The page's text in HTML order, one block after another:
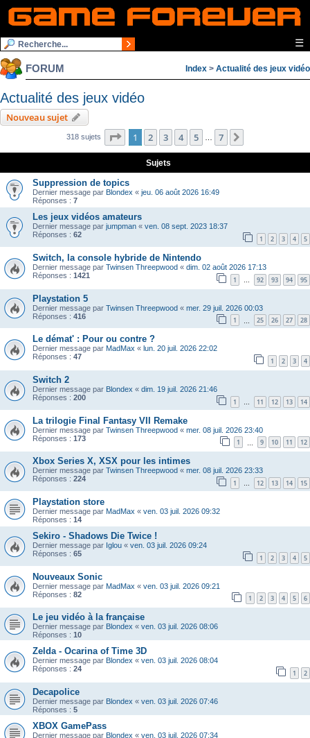
☰
FORUM Index > Actualité des jeux vidéo
Actualité des jeux vidéo
Nouveau sujet
318 sujets Page 1sur7
1 2 3 4 5 … 7
Sujets
Suppression de topics
Dernier message par Blondex « jeu. 06 août 2026 16:49
Réponses : 7
Les jeux vidéos amateurs
Dernier message par jumpman « ven. 08 sept. 2023 18:37
Réponses : 62 1 2 3 4 5
Switch, la console hybride de Nintendo
Dernier message par Twinsen Threepwood « dim. 02 août 2026 17:13
Réponses : 1421 1 … 92 93 94 95
Playstation 5
Dernier message par Twinsen Threepwood « mer. 29 juil. 2026 00:03
Réponses : 416 1 25 26 27 28
Le démat' : Pour ou contre ?
Dernier message par MadMax « lun. 20 juil. 2026 22:02
Réponses : 47 1 2 3 4
Switch 2
Dernier message par Blondex « dim. 19 juil. 2026 21:46
Réponses : 200 1 … 11 12 13 14
La trilogie Final Fantasy VII Remake
Dernier message par Twinsen Threepwood « mer. 08 juil. 2026 23:40
Réponses : 173 1 9 10 11 12
Xbox Series X, XSX pour les intimes
Dernier message par Twinsen Threepwood « mer. 08 juil. 2026 23:33
Réponses : 224 1 … 12 13 14 15
Playstation store
Dernier message par MadMax « ven. 03 juil. 2026 09:32
Réponses : 14
Sekiro - Shadows Die Twice !
Dernier message par Iglou « ven. 03 juil. 2026 09:24
Réponses : 65 1 2 3 4 5
Nouveaux Sonic
Dernier message par MadMax « ven. 03 juil. 2026 09:21
Réponses : 82 1 2 3 4 5 6
Le jeu vidéo à la française
Dernier message par Blondex « ven. 03 juil. 2026 08:06
Réponses : 10
Zelda - Ocarina of Time 3D
Dernier message par Blondex « ven. 03 juil. 2026 08:04
Réponses : 24 1 2
Decapolice
Dernier message par Blondex « ven. 03 juil. 2026 07:46
Réponses : 5
XBOX GamePass
Dernier message par Blondex « ven. 03 juil. 2026 07:34